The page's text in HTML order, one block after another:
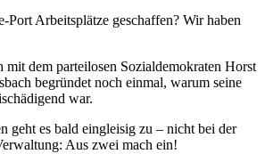
Port Arbeitsplätze geschaffen? Wir haben
mit dem parteilosen Sozialdemokraten Horst
begründet noch einmal, warum seine
war.
geht es bald eingleisig zu – nicht bei der
Aus zwei mach ein!